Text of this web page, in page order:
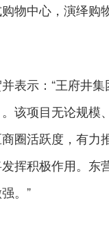
物中心，演绎购
示：“王府井集
该项目无论规
圈活跃度，有力
挥积极作用。东
。”